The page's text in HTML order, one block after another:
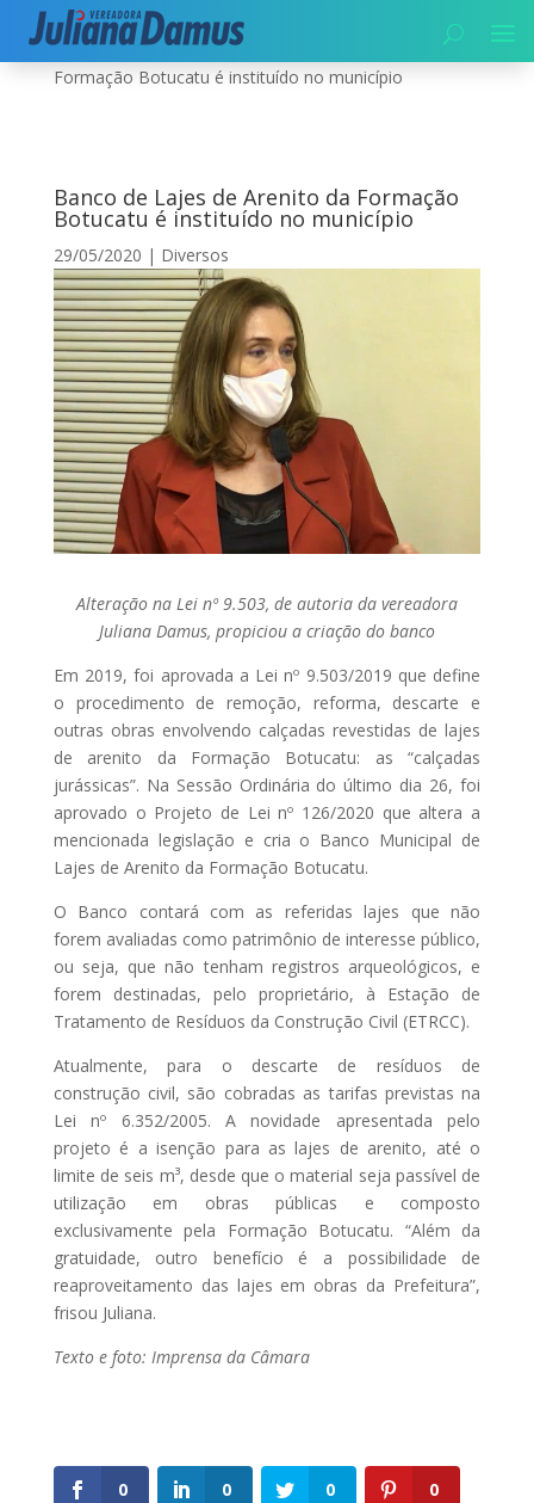
Início|Diversos|Banco de Lajes de Arenito da
Formação Botucatu é instituído no município
Banco de Lajes de Arenito da Formação
Botucatu é instituído no município
29/05/2020 | Diversos
Alteração na Lei nº 9.503, de autoria da vereadora
Juliana Damus, propiciou a criação do banco
Em 2019, foi aprovada a Lei nº 9.503/2019 que define
o procedimento de remoção, reforma, descarte e
outras obras envolvendo calçadas revestidas de lajes
de arenito da Formação Botucatu: as “calçadas
jurássicas”. Na Sessão Ordinária do último dia 26, foi
aprovado o Projeto de Lei nº 126/2020 que altera a
mencionada legislação e cria o Banco Municipal de
Lajes de Arenito da Formação Botucatu.
O Banco contará com as referidas lajes que não
forem avaliadas como patrimônio de interesse público,
ou seja, que não tenham registros arqueológicos, e
forem destinadas, pelo proprietário, à Estação de
Tratamento de Resíduos da Construção Civil (ETRCC).
Atualmente, para o descarte de resíduos de
construção civil, são cobradas as tarifas previstas na
Lei nº 6.352/2005. A novidade apresentada pelo
projeto é a isenção para as lajes de arenito, até o
limite de seis m³, desde que o material seja passível de
utilização em obras públicas e composto
exclusivamente pela Formação Botucatu. “Além da
gratuidade, outro benefício é a possibilidade de
reaproveitamento das lajes em obras da Prefeitura”,
frisou Juliana.
Texto e foto: Imprensa da Câmara
0 0 0 0